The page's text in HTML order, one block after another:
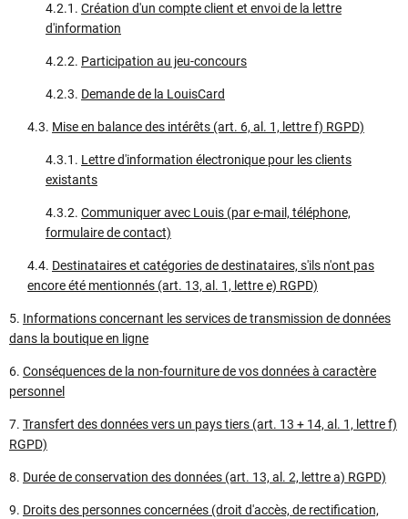
4.2.1. Création d'un compte client et envoi de la lettre
d'information
4.2.2. Participation au jeu-concours
4.2.3. Demande de la LouisCard
4.3. Mise en balance des intérêts (art. 6, al. 1, lettre f) RGPD)
4.3.1. Lettre d'information électronique pour les clients
existants
4.3.2. Communiquer avec Louis (par e-mail, téléphone,
formulaire de contact)
4.4. Destinataires et catégories de destinataires, s'ils n'ont pas
encore été mentionnés (art. 13, al. 1, lettre e) RGPD)
5. Informations concernant les services de transmission de données
dans la boutique en ligne
6. Conséquences de la non-fourniture de vos données à caractère
personnel
7. Transfert des données vers un pays tiers (art. 13 + 14, al. 1, lettre f)
RGPD)
8. Durée de conservation des données (art. 13, al. 2, lettre a) RGPD)
9. Droits des personnes concernées (droit d'accès, de rectification,